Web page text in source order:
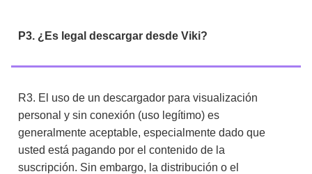
P3. ¿Es legal descargar desde Viki?
R3. El uso de un descargador para visualización
personal y sin conexión (uso legítimo) es
generalmente aceptable, especialmente dado que
usted está pagando por el contenido de la
suscripción. Sin embargo, la distribución o el